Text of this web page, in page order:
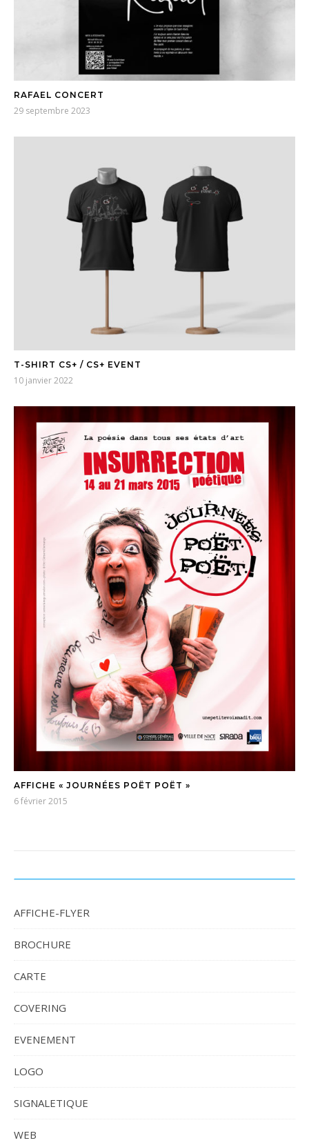
RAFAEL CONCERT
29 septembre 2023
T-SHIRT CS+ / CS+ EVENT
10 janvier 2022
AFFICHE « JOURNÉES POËT POËT »
6 février 2015
AFFICHE-FLYER
BROCHURE
CARTE
COVERING
EVENEMENT
LOGO
SIGNALETIQUE
WEB